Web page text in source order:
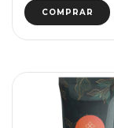
COMPRAR